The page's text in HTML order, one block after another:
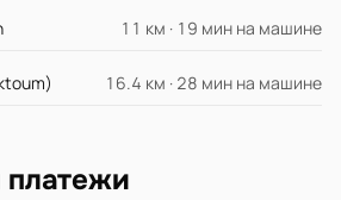
11 км · 19 мин на машине
16.4 км · 28 мин на машине
платежи